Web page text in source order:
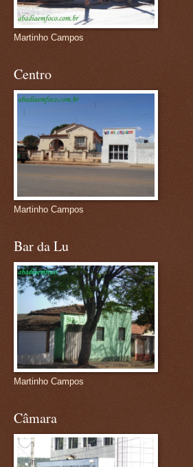
Martinho Campos
Centro
Martinho Campos
Bar da Lu
Martinho Campos
Câmara